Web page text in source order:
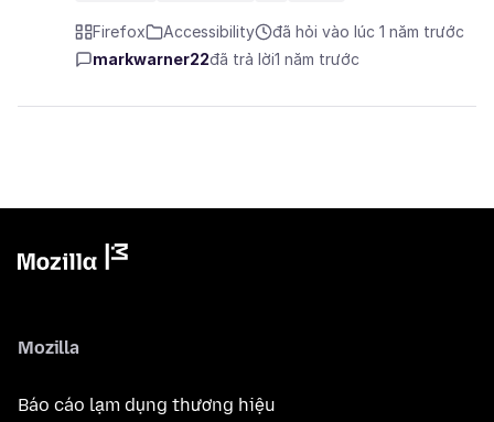
Firefox Accessibility
đã hỏi vào lúc 1 năm trước
markwarner22đã trả lời1 năm trước
Mozilla
Báo cáo lạm dụng thương hiệu